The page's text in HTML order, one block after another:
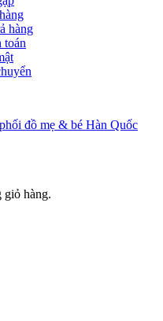
hàng
toán
giỏ hàng.